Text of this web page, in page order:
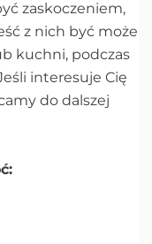
zaskoczeniem,
z nich być może
kuchni, podczas
interesuje Cię
do dalszej